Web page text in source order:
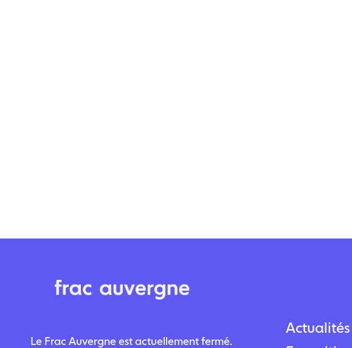
Le Frac Auvergne est actuellement fermé.
Actualités